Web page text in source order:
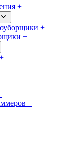
+
+
+
+